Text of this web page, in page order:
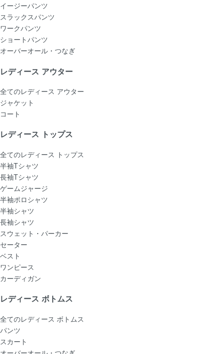
イージーパンツ
スラックスパンツ
ワークパンツ
ショートパンツ
オーバーオール・つなぎ
レディース アウター
全てのレディース アウター
ジャケット
コート
レディース トップス
全てのレディース トップス
半袖Tシャツ
長袖Tシャツ
ゲームジャージ
半袖ポロシャツ
半袖シャツ
長袖シャツ
スウェット・パーカー
セーター
ベスト
ワンピース
カーディガン
レディース ボトムス
全てのレディース ボトムス
パンツ
スカート